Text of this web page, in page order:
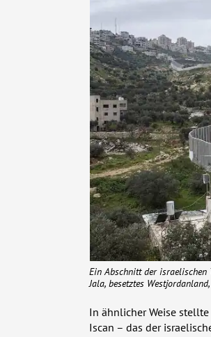
Ein Abschnitt der israelischen
Jala, besetztes
In ähnlicher Weise stellte
Iscan – das der